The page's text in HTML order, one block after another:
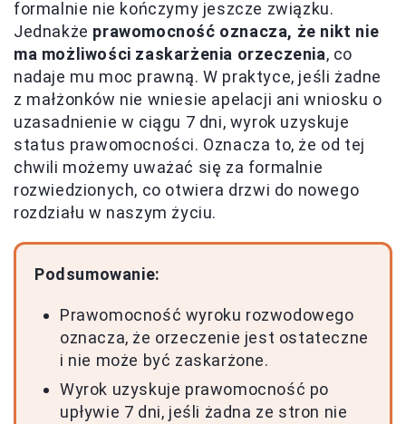
formalnie nie kończymy jeszcze związku.
Jednakże prawomocność oznacza, że nikt nie
ma możliwości zaskarżenia orzeczenia, co
nadaje mu moc prawną. W praktyce, jeśli żadne
z małżonków nie wniesie apelacji ani wniosku o
uzasadnienie w ciągu 7 dni, wyrok uzyskuje
status prawomocności. Oznacza to, że od tej
chwili możemy uważać się za formalnie
rozwiedzionych, co otwiera drzwi do nowego
rozdziału w naszym życiu.
Podsumowanie:
Prawomocność wyroku rozwodowego
oznacza, że orzeczenie jest ostateczne
i nie może być zaskarżone.
Wyrok uzyskuje prawomocność po
upływie 7 dni, jeśli żadna ze stron nie